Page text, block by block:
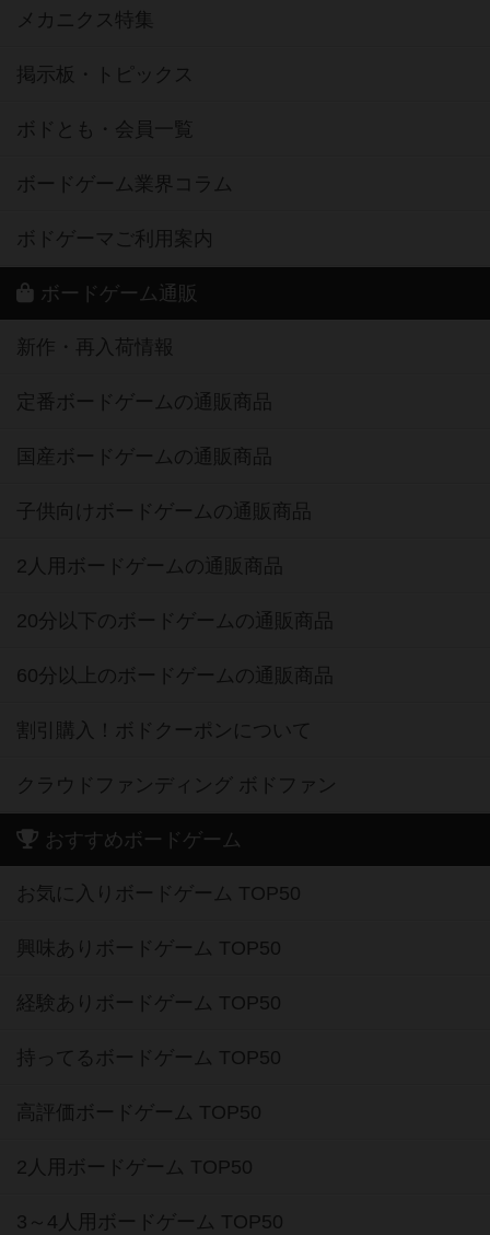
メカニクス特集
掲示板・トピックス
ボドとも・会員一覧
ボードゲーム業界コラム
ボドゲーマご利用案内
ボードゲーム通販
新作・再入荷情報
定番ボードゲームの通販商品
国産ボードゲームの通販商品
子供向けボードゲームの通販商品
2人用ボードゲームの通販商品
20分以下のボードゲームの通販商品
60分以上のボードゲームの通販商品
割引購入！ボドクーポンについて
クラウドファンディング ボドファン
おすすめボードゲーム
お気に入りボードゲーム TOP50
興味ありボードゲーム TOP50
経験ありボードゲーム TOP50
持ってるボードゲーム TOP50
高評価ボードゲーム TOP50
2人用ボードゲーム TOP50
3～4人用ボードゲーム TOP50